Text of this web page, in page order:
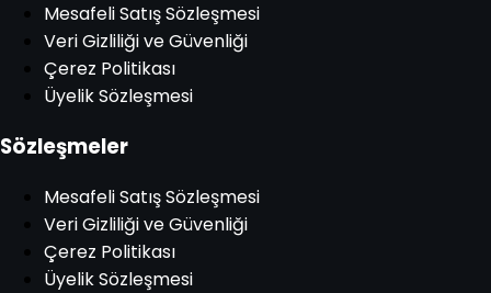
Mesafeli Satış Sözleşmesi
Veri Gizliliği ve Güvenliği
Çerez Politikası
Üyelik Sözleşmesi
Sözleşmeler
Mesafeli Satış Sözleşmesi
Veri Gizliliği ve Güvenliği
Çerez Politikası
Üyelik Sözleşmesi